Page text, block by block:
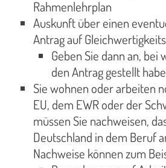
Rahmenlehrplan
Auskunft über einen
Antrag auf
Geben Sie dann an, bei
den Antrag gestellt
Sie wohnen oder arbeiten
EU, dem EWR oder der
müssen Sie nachweisen,
Deutschland in dem Beruf
Nachweise können zum